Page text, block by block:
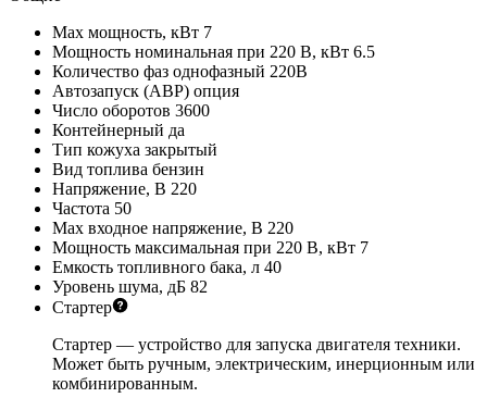
Max мощность, кВт 7
Мощность номинальная при 220 В, кВт 6.5
Количество фаз однофазный 220В
Автозапуск (АВР) опция
Число оборотов 3600
Контейнерный да
Тип кожуха закрытый
Вид топлива бензин
Напряжение, В 220
Частота 50
Max входное напряжение, В 220
Мощность максимальная при 220 В, кВт 7
Емкость топливного бака, л 40
Уровень шума, дБ 82
Стартер
Стартер — устройство для запуска двигателя техники.
Может быть ручным, электрическим, инерционным или
комбинированным.